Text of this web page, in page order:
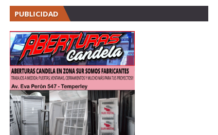
PUBLICIDAD